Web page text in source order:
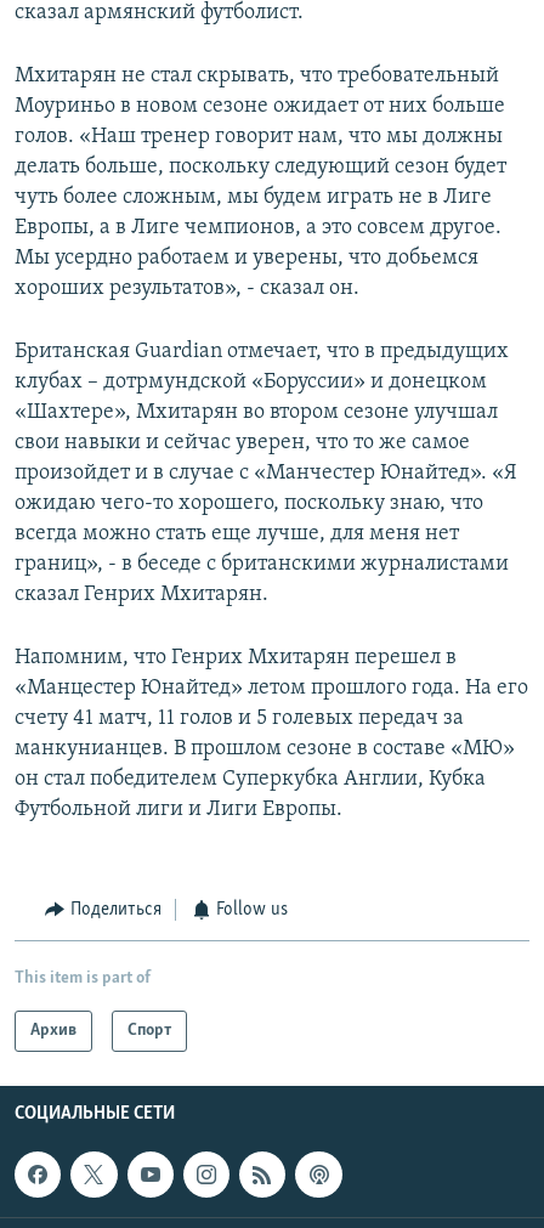
сказал армянский футболист.
Мхитарян не стал скрывать, что требовательный
Моуриньо в новом сезоне ожидает от них больше
голов. «Наш тренер говорит нам, что мы должны
делать больше, поскольку следующий сезон будет
чуть более сложным, мы будем играть не в Лиге
Европы, а в Лиге чемпионов, а это совсем другое.
Мы усердно работаем и уверены, что добьемся
хороших результатов», - сказал он.
Британская Guardian отмечает, что в предыдущих
клубах – дотрмундской «Боруссии» и донецком
«Шахтере», Мхитарян во втором сезоне улучшал
свои навыки и сейчас уверен, что то же самое
произойдет и в случае с «Манчестер Юнайтед». «Я
ожидаю чего-то хорошего, поскольку знаю, что
всегда можно стать еще лучше, для меня нет
границ», - в беседе с британскими журналистами
сказал Генрих Мхитарян.
Напомним, что Генрих Мхитарян перешел в
«Манцестер Юнайтед» летом прошлого года. На его
счету 41 матч, 11 голов и 5 голевых передач за
манкунианцев. В прошлом сезоне в составе «МЮ»
он стал победителем Суперкубка Англии, Кубка
Футбольной лиги и Лиги Европы.
Поделиться Follow us
This item is part of
Архив Спорт
СОЦИАЛЬНЫЕ СЕТИ